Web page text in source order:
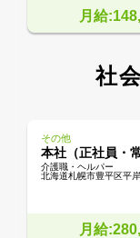
月給
社
その他
本社（正社員・常
介護職・ヘルパー
北海道札幌市豊平区平
月給